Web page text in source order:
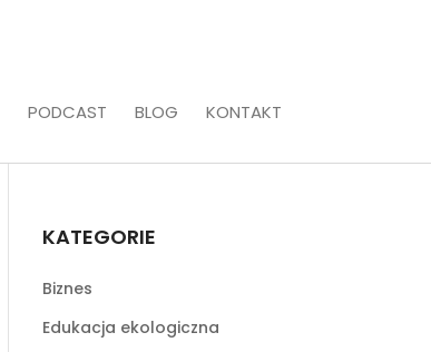
PODCAST BLOG KONTAKT
KATEGORIE
Biznes
Edukacja ekologiczna